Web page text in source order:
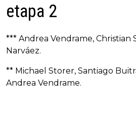
etapa 2
*** Andrea Vendrame, Christian
Narváez.
** Michael Storer, Santiago
Andrea Vendrame.